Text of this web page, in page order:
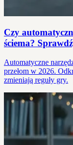
Czy
ściema?
Automatyczne
przełom w 2026.
zmieniają reguły gry.